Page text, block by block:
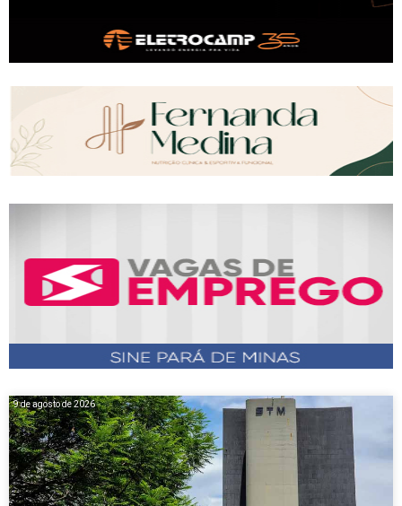
9 de agosto de 2026